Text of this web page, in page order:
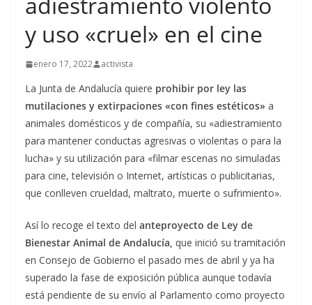
y uso «cruel» en el cine
enero 17, 2022 activista
La Junta de Andalucía quiere prohibir por ley las
mutilaciones y extirpaciones «con fines estéticos» a
animales domésticos y de compañía, su «adiestramiento
para mantener conductas agresivas o violentas o para la
lucha» y su utilización para «filmar escenas no simuladas
para cine, televisión o Internet, artísticas o publicitarias,
que conlleven crueldad, maltrato, muerte o sufrimiento».
Así lo recoge el texto del anteproyecto de Ley de
Bienestar Animal de Andalucía, que inició su tramitación
en Consejo de Gobierno el pasado mes de abril y ya ha
superado la fase de exposición pública aunque todavía
está pendiente de su envío al Parlamento como proyecto